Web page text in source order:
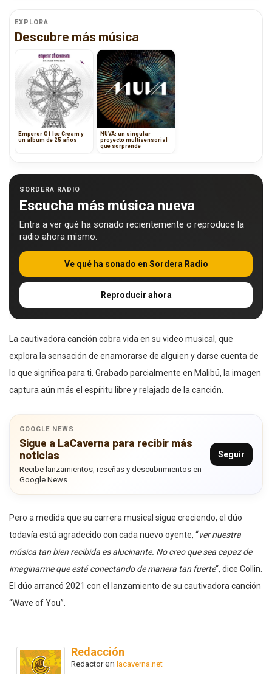
EXPLORA
Descubre más música
Emperor Of Ice Cream y
un álbum de 25 años
MUVA: un singular
proyecto multisensorial
que sorprende
SORDERA RADIO
Escucha más música nueva
Entra a ver qué ha sonado recientemente o reproduce la
radio ahora mismo.
Ve qué ha sonado en Sordera Radio
Reproducir ahora
La cautivadora canción cobra vida en su video musical, que
explora la sensación de enamorarse de alguien y darse cuenta de
lo que significa para ti. Grabado parcialmente en Malibú, la imagen
captura aún más el espíritu libre y relajado de la canción.
GOOGLE NEWS
Sigue a LaCaverna para recibir más
noticias
Recibe lanzamientos, reseñas y descubrimientos en
Google News.
Seguir
Pero a medida que su carrera musical sigue creciendo, el dúo
todavía está agradecido con cada nuevo oyente, “ver nuestra
música tan bien recibida es alucinante. No creo que sea capaz de
imaginarme que está conectando de manera tan fuerte“, dice Collin.
El dúo arrancó 2021 con el lanzamiento de su cautivadora canción
“Wave of You”.
Redacción
Redactoren lacaverna.net